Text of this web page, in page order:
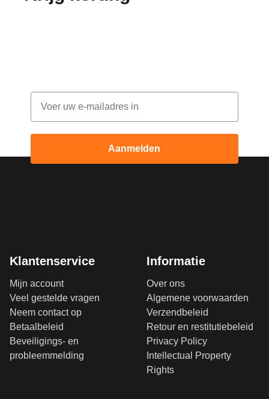
Email
Aanmelden
Klantenservice
Mijn account
Veel gestelde vragen
Neem contact op
Betaalbeleid
Beveiligings- en
probleemmelding
Informatie
Over ons
Algemene voorwaarden
Verzendbeleid
Retour en restitutiebeleid
Privacy Policy
Intellectual Property
Rights